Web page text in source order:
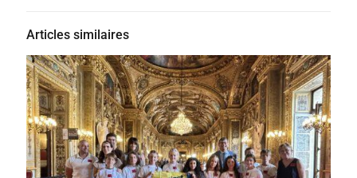
Articles similaires